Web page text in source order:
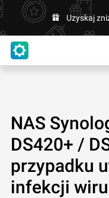
Uzyskaj
NAS
DS420+ /
przypadku
infekcji